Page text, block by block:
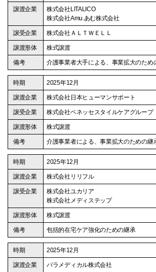
株式会社LITALICO
株式会社Amu.あむ株式会社
株式会社ＡＬＴＷＥＬＬ
株式譲渡
介護事業者大手による、事業拡大のため
2025年12月
株式会社日本ヒューマンサポート
株式会社ベネッセスタイルケアグループ
株式譲渡
介護事業者による、事業拡大のための継
2025年12月
株式会社リリフル
株式会社ユカリア
株式会社メディステップ
株式譲渡
包括的在宅ケア強化のための継承
2025年12月
パラメディカル株式会社